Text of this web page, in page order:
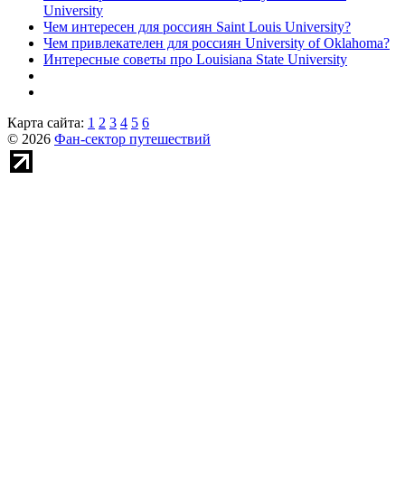
University
Чем интересен для россиян Saint Louis University?
Чем привлекателен для россиян University of Oklahoma?
Интересные советы про Louisiana State University
Карта сайта: 1 2 3 4 5 6
© 2026 Фан-сектор путешествий